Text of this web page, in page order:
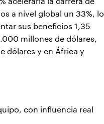
a nivel global un 33%, lo
sus beneficios 1,35
millones de dólares,
dólares y en África y
con influencia real